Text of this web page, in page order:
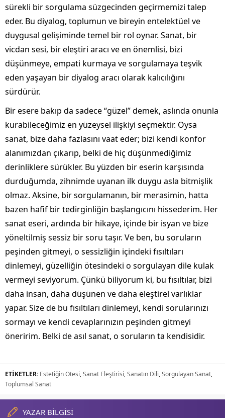
sürekli bir sorgulama süzgecinden geçirmemizi talep
eder. Bu diyalog, toplumun ve bireyin entelektüel ve
duygusal gelişiminde temel bir rol oynar. Sanat, bir
vicdan sesi, bir eleştiri aracı ve en önemlisi, bizi
düşünmeye, empati kurmaya ve sorgulamaya teşvik
eden yaşayan bir diyalog aracı olarak kalıcılığını
sürdürür.
Bir esere bakıp da sadece “güzel” demek, aslında onunla
kurabileceğimiz en yüzeysel ilişkiyi seçmektir. Oysa
sanat, bize daha fazlasını vaat eder; bizi kendi konfor
alanımızdan çıkarıp, belki de hiç düşünmediğimiz
derinliklere sürükler. Bu yüzden bir eserin karşısında
durduğumda, zihnimde uyanan ilk duygu asla bitmişlik
olmaz. Aksine, bir sorgulamanın, bir merasimin, hatta
bazen hafif bir tedirginliğin başlangıcını hissederim. Her
sanat eseri, ardında bir hikaye, içinde bir isyan ve bize
yöneltilmiş sessiz bir soru taşır. Ve ben, bu soruların
peşinden gitmeyi, o sessizliğin içindeki fısıltıları
dinlemeyi, güzelliğin ötesindeki o sorgulayan dile kulak
vermeyi seviyorum. Çünkü biliyorum ki, bu fısıltılar, bizi
daha insan, daha düşünen ve daha eleştirel varlıklar
yapar. Size de bu fısıltıları dinlemeyi, kendi sorularınızı
sormayı ve kendi cevaplarınızın peşinden gitmeyi
öneririm. Belki de asıl sanat, o soruların ta kendisidir.
ETİKETLER: Estetiğin Ötesi,Sanat Eleştirisi,Sanatın Dili,Sorgulayan Sanat,
Toplumsal Sanat
YAZAR BİLGİSİ